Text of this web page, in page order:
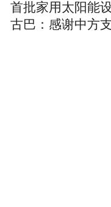
首批家用太阳能
古巴：感谢中方